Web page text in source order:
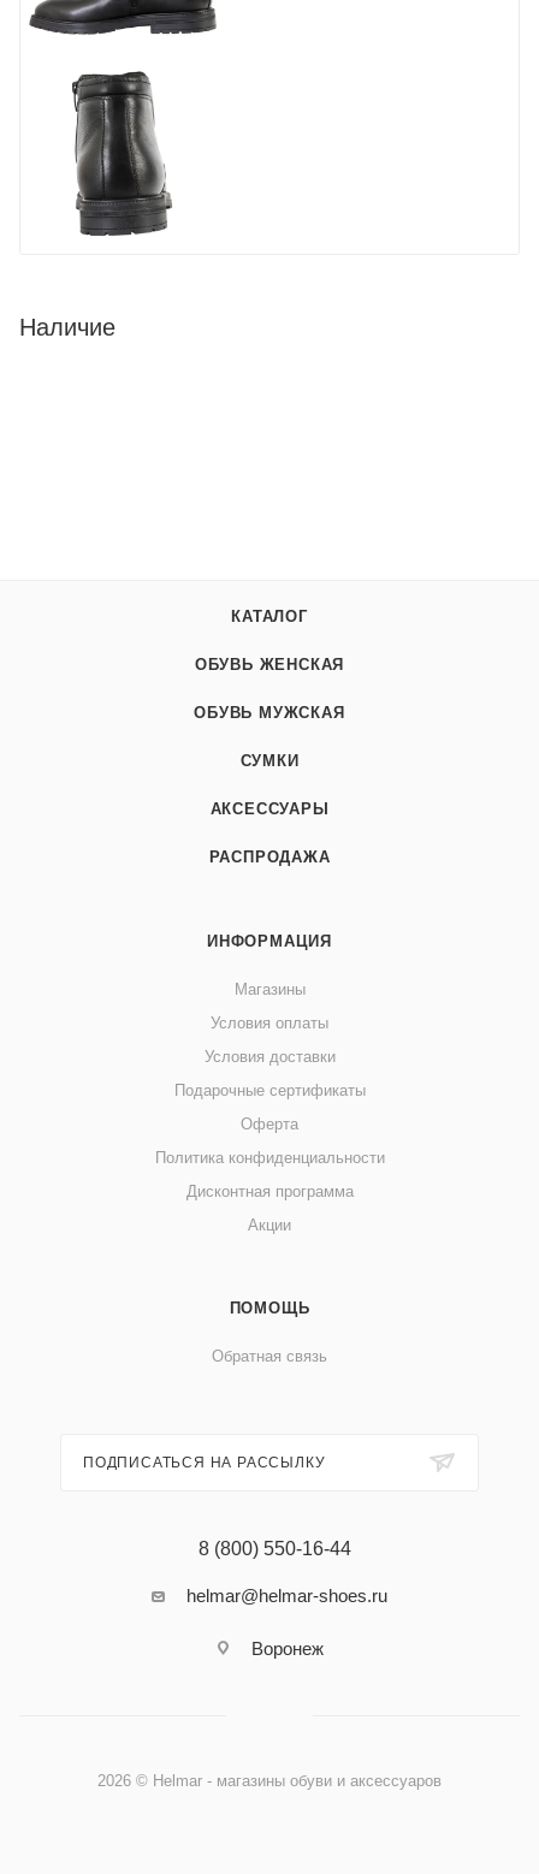
Наличие
КАТАЛОГ
ОБУВЬ ЖЕНСКАЯ
ОБУВЬ МУЖСКАЯ
СУМКИ
АКСЕССУАРЫ
РАСПРОДАЖА
ИНФОРМАЦИЯ
Магазины
Условия оплаты
Условия доставки
Подарочные сертификаты
Оферта
Политика конфиденциальности
Дисконтная программа
Акции
ПОМОЩЬ
Обратная связь
ПОДПИСАТЬСЯ НА РАССЫЛКУ
8 (800) 550-16-44
helmar@helmar-shoes.ru
Воронеж
2026 © Helmar - магазины обуви и аксессуаров